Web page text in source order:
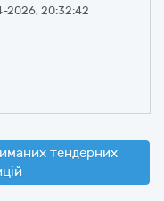
2026, 20:32:42
тендерних